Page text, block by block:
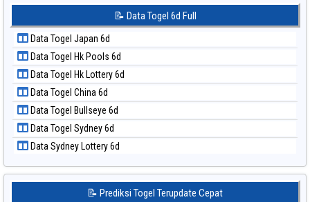
📝 Pola Dasar Taiwan
Data Togel Kuda Lari
Data Togel Magnum Cambodia
Data Togel Nagoya
Data Togel North Carolina Day
Data Togel Pcso
Data Togel Sao Paulo
Data Togel Singapore
Data Togel Sydney
Data Togel Sydney Lottery
Data Togel Sydney Lottery 6d
📝 Data Togel 6d Full
Data Togel Japan 6d
Data Togel Hk Pools 6d
Data Togel Hk Lottery 6d
Data Togel China 6d
Data Togel Bullseye 6d
Data Togel Sydney 6d
Data Sydney Lottery 6d
📝 Prediksi Togel Terupdate Cepat